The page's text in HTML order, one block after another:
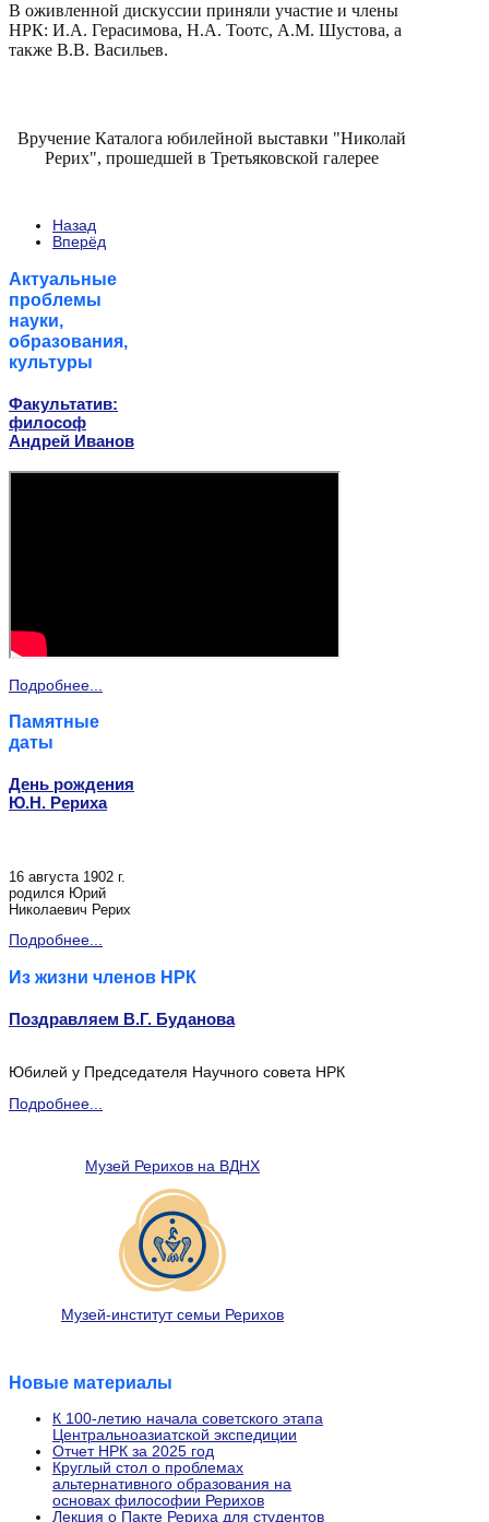
В оживленной дискуссии приняли участие и члены
НРК: И.А. Герасимова, Н.А. Тоотс, А.М. Шустова, а
также В.В. Васильев.
Вручение Каталога юбилейной выставки "Николай
Рерих", прошедшей в Третьяковской галерее
Назад
Вперёд
Актуальные
проблемы
науки,
образования,
культуры
Факультатив:
философ
Андрей Иванов
Подробнее...
Памятные
даты
День рождения
Ю.Н. Рериха
16 августа 1902 г.
родился Юрий
Николаевич Рерих
Подробнее...
Из жизни членов НРК
Поздравляем В.Г. Буданова
Юбилей у Председателя Научного совета НРК
Подробнее...
Музей Рерихов на ВДНХ
Музей-институт семьи Рерихов
Новые материалы
К 100-летию начала советского этапа
Центральноазиатской экспедиции
Отчет НРК за 2025 год
Круглый стол о проблемах
альтернативного образования на
основах философии Рерихов
Лекция о Пакте Рериха для студентов